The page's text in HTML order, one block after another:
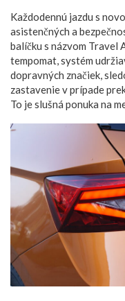
Každodennú jazdu s
asistenčných a
balíčku s názvom Travel
tempomat, systém
dopravných značiek,
zastavenie v prípade
To je slušná ponuka na